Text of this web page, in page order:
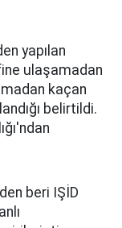
yapılan
ulaşamadan
kaçan
belirtildi.
beri IŞİD